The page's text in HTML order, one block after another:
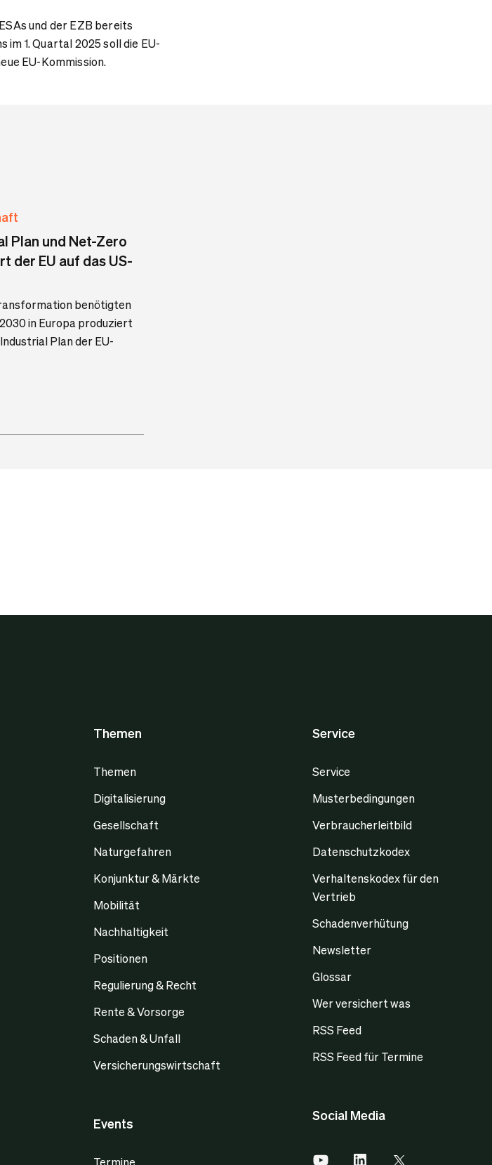
und der EZB bereits
1. Quartal 2025 soll die EU-
EU-Kommission.
Plan und Net-Zero
der EU auf das US-
benötigten
in Europa produziert
Plan der EU-
Themen
Themen
Digitalisierung
Gesellschaft
Naturgefahren
Konjunktur & Märkte
Mobilität
Nachhaltigkeit
Positionen
Regulierung & Recht
Rente & Vorsorge
Schaden & Unfall
Versicherungswirtschaft
Events
Termine
Service
Service
Musterbedingungen
Verbraucherleitbild
Datenschutzkodex
Verhaltenskodex für den
Vertrieb
Schadenverhütung
Newsletter
Glossar
Wer versichert was
RSS Feed
RSS Feed für Termine
Social Media